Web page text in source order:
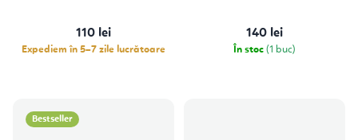
110 lei
Expediem în 5–7 zile lucrătoare
140 lei
În stoc (1 buc)
Bestseller